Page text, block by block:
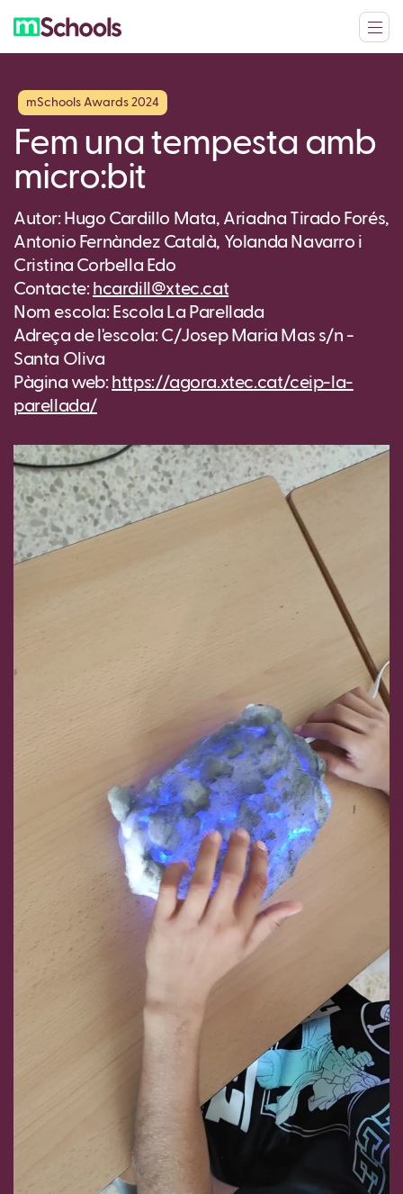
mSchools Awards 2024
Fem una tempesta amb
micro:bit
Autor: Hugo Cardillo Mata, Ariadna Tirado Forés,
Antonio Fernàndez Català, Yolanda Navarro i
Cristina Corbella Edo
Contacte: hcardill@xtec.cat
Nom escola: Escola La Parellada
Adreça de l'escola: C/Josep Maria Mas s/n -
Santa Oliva
Pàgina web: https://agora.xtec.cat/ceip-la-
parellada/